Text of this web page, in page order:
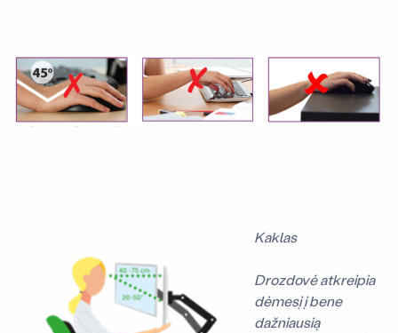
Kaklas
Drozdovė atkreipia
dėmesį į bene
dažniausią